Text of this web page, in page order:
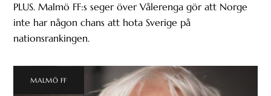
PLUS. Malmö FF:s seger över Vålerenga gör att Norge
inte har någon chans att hota Sverige på
nationsrankingen.
MALMÖ FF